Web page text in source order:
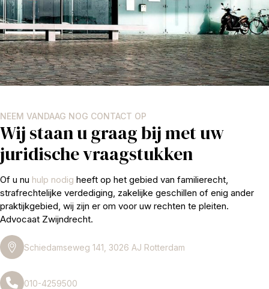
NEEM VANDAAG NOG CONTACT OP
Wij staan u graag bij met uw
juridische vraagstukken
Of u nu hulp nodig heeft op het gebied van familierecht,
strafrechtelijke verdediging, zakelijke geschillen of enig ander
praktijkgebied, wij zijn er om voor uw rechten te pleiten.
Advocaat Zwijndrecht.
Schiedamseweg 141, 3026 AJ Rotterdam
010-4259500